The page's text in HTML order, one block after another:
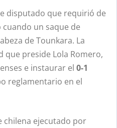
disputado que requirió de
un saque de
de Tounkara. La
que preside Lola Romero,
e instaurar el 0-1
reglamentario en el
chilena ejecutado por